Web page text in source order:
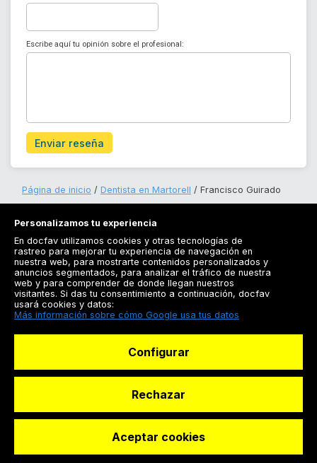
Solicitar reserva
Escribe aquí tu opinión sobre el profesional:
Enviar reseña
Página de inicio Dentista en Martorell Francisco Guirado
Registrarse
Docfav
© Dashboard Technologies S.L
Personalizamos tu experiencia
En docfav utilizamos cookies y otras tecnologías de
rastreo para mejorar tu experiencia de navegación en
nuestra web, para mostrarte contenidos personalizados y
anuncios segmentados, para analizar el tráfico de nuestra
web y para comprender de donde llegan nuestros
visitantes. Si das tu consentimiento a continuación, docfav
usará cookies y datos:
Más información sobre cómo Google usa tus datos
Configurar
Rechazar
Aceptar cookies